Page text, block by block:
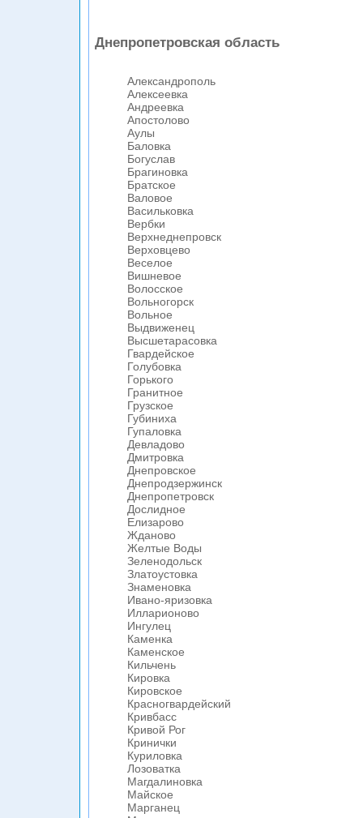
Днепропетровская область
Александрополь
Алексеевка
Андреевка
Апостолово
Аулы
Баловка
Богуслав
Брагиновка
Братское
Валовое
Васильковка
Вербки
Верхнеднепровск
Верховцево
Веселое
Вишневое
Волосское
Вольногорск
Вольное
Выдвиженец
Высшетарасовка
Гвардейское
Голубовка
Горького
Гранитное
Грузское
Губиниха
Гупаловка
Девладово
Дмитровка
Днепровское
Днепродзержинск
Днепропетровск
Дослидное
Елизарово
Жданово
Желтые Воды
Зеленодольск
Златоустовка
Знаменовка
Ивано-яризовка
Илларионово
Ингулец
Каменка
Каменское
Кильчень
Кировка
Кировское
Красногвардейский
Кривбасс
Кривой Рог
Кринички
Куриловка
Лозоватка
Магдалиновка
Майское
Марганец